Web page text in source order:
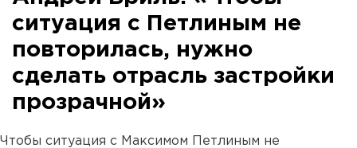
ситуация с Петлиным не
повторилась, нужно
сделать отрасль застройки
прозрачной»
Чтобы ситуация с Максимом Петлиным не